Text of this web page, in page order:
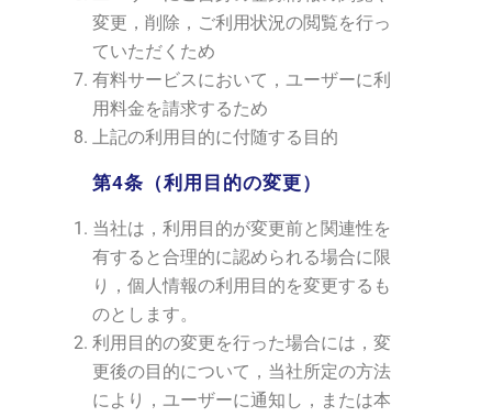
変更，削除，ご利用状況の閲覧を行っ
ていただくため
有料サービスにおいて，ユーザーに利
用料金を請求するため
上記の利用目的に付随する目的
第4条（利用目的の変更）
当社は，利用目的が変更前と関連性を
有すると合理的に認められる場合に限
り，個人情報の利用目的を変更するも
のとします。
利用目的の変更を行った場合には，変
更後の目的について，当社所定の方法
により，ユーザーに通知し，または本